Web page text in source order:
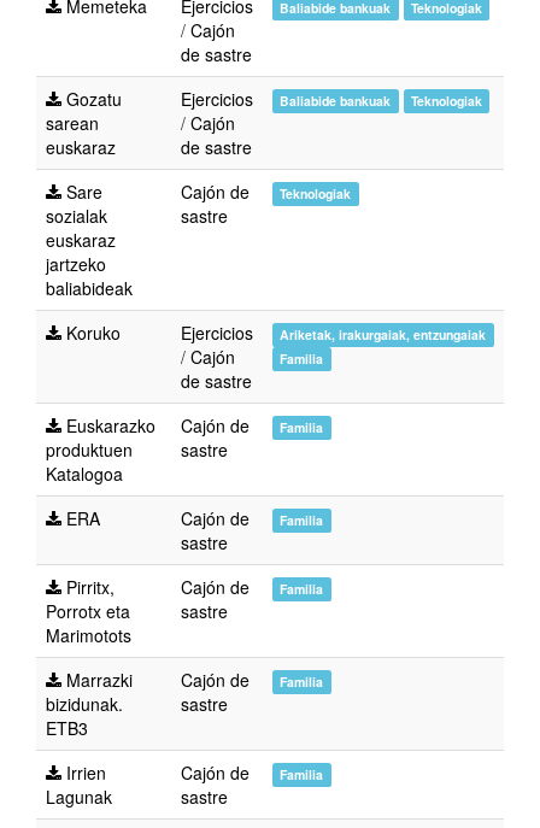
Memeteka
Ejercicios
/ Cajón
de sastre
Baliabide bankuak Teknologiak
Gozatu
sarean
euskaraz
Ejercicios
/ Cajón
de sastre
Baliabide bankuak Teknologiak
Sare
sozialak
euskaraz
jartzeko
baliabideak
Cajón de
sastre
Teknologiak
Koruko
Ejercicios
/ Cajón
de sastre
Ariketak, irakurgaiak, entzungaiak
Familia
Euskarazko
produktuen
Katalogoa
Cajón de
sastre
Familia
ERA
Cajón de
sastre
Familia
Pirritx,
Porrotx eta
Marimotots
Cajón de
sastre
Familia
Marrazki
bizidunak.
ETB3
Cajón de
sastre
Familia
Irrien
Lagunak
Cajón de
sastre
Familia